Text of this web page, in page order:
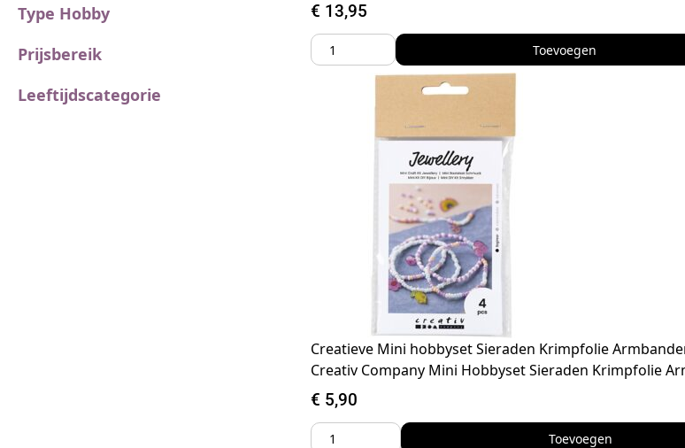
Type Hobby
Prijsbereik
Leeftijdscategorie
€ 13,95
Toevoegen
Creatieve Mini hobbyset Sieraden Krimpfolie
Creativ Company Mini Hobbyset Sieraden Krimpfolie
€ 5,90
Toevoegen